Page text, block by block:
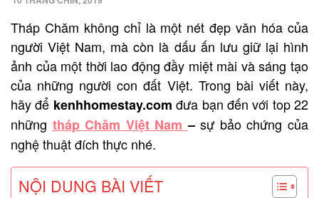
Tháp Chăm không chỉ là một nét đẹp văn hóa của
người Việt Nam, mà còn là dấu ấn lưu giữ lại hình
ảnh của một thời lao động đầy miệt mài và sáng tạo
của những người con đất Việt. Trong bài viết này,
hãy để kenhhomestay.com đưa bạn đến với top 22
những tháp Chăm Việt Nam–sự bảo chứng của
nghệ thuật đích thực nhé.
NỘI DUNG BÀI VIẾT